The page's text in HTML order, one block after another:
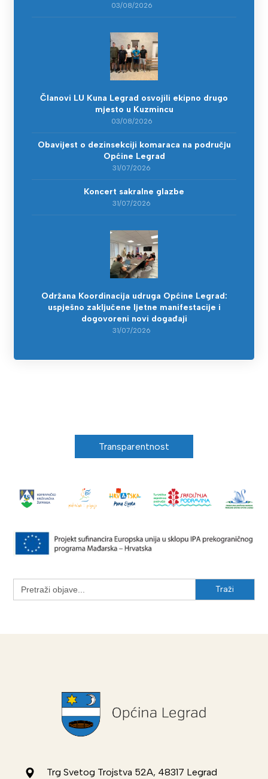
03/08/2026
Članovi LU Kuna Legrad osvojili ekipno drugo
mjesto u Kuzmincu
03/08/2026
Obavijest o dezinsekciji komaraca na području
Općine Legrad
31/07/2026
Koncert sakralne glazbe
31/07/2026
Održana Koordinacija udruga Općine Legrad:
uspješno zaključene ljetne manifestacije i
dogovoreni novi događaji
31/07/2026
Transparentnost
Search
for:
Trg Svetog Trojstva 52A, 48317 Legrad